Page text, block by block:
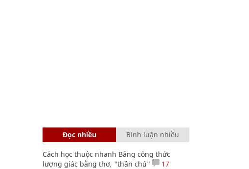
Đọc nhiều Bình luận nhiều
Cách học thuộc nhanh Bảng công thức
lượng giác bằng thơ, "thần chú"
17